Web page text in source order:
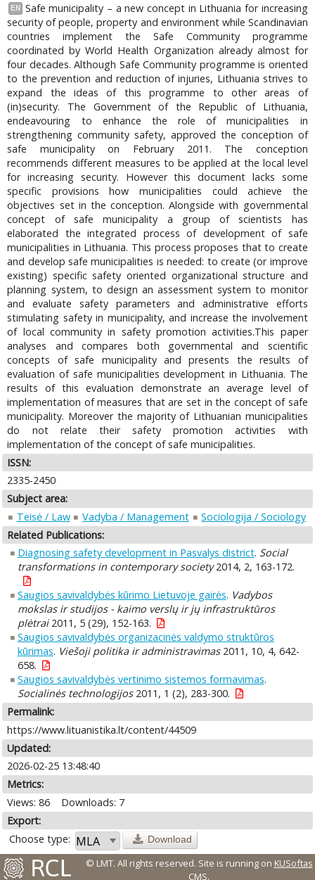
EN
Safe municipality – a new concept in Lithuania for increasing
security of people, property and environment while Scandinavian
countries implement the Safe Community programme
coordinated by World Health Organization already almost for
four decades. Although Safe Community programme is oriented
to the prevention and reduction of injuries, Lithuania strives to
expand the ideas of this programme to other areas of
(in)security. The Government of the Republic of Lithuania,
endeavouring to enhance the role of municipalities in
strengthening community safety, approved the conception of
safe municipality on February 2011. The conception
recommends different measures to be applied at the local level
for increasing security. However this document lacks some
specific provisions how municipalities could achieve the
objectives set in the conception. Alongside with governmental
concept of safe municipality a group of scientists has
elaborated the integrated process of development of safe
municipalities in Lithuania. This process proposes that to create
and develop safe municipalities is needed: to create (or improve
existing) specific safety oriented organizational structure and
planning system, to design an assessment system to monitor
and evaluate safety parameters and administrative efforts
stimulating safety in municipality, and increase the involvement
of local community in safety promotion activities.This paper
analyses and compares both governmental and scientific
concepts of safe municipality and presents the results of
evaluation of safe municipalities development in Lithuania. The
results of this evaluation demonstrate an average level of
implementation of measures that are set in the concept of safe
municipality. Moreover the majority of Lithuanian municipalities
do not relate their safety promotion activities with
implementation of the concept of safe municipalities.
ISSN:
2335-2450
Subject area:
Teisė / Law
Vadyba / Management
Sociologija / Sociology
Related Publications:
Diagnosing safety development in Pasvalys district. Social
transformations in contemporary society2014, 2, 163-172.
Saugios savivaldybės kūrimo Lietuvoje gairės. Vadybos
mokslas ir studijos - kaimo verslų ir jų infrastruktūros
plėtrai2011, 5 (29), 152-163.
Saugios savivaldybės organizacinės valdymo struktūros
kūrimas. Viešoji politika ir administravimas2011, 10, 4, 642-
658.
Saugios savivaldybės vertinimo sistemos formavimas.
Socialinės technologijos2011, 1 (2), 283-300.
Permalink:
https://www.lituanistika.lt/content/44509
Updated:
2026-02-25 13:48:40
Metrics:
Views: 86
Downloads: 7
Export:
Choose type:
Download
© LMT. All rights reserved. Site is running on KUSoftas
CMS.